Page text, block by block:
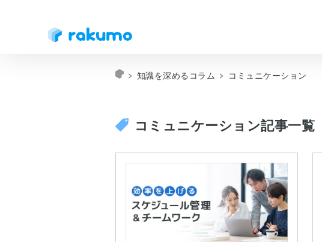
知識を深めるコラム コミュニケーション
コミュニケーション記事一覧